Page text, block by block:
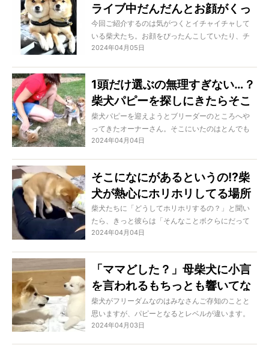
ライブ中だんだんとお顔がくっ
ついちゃう柴犬姉妹が可愛い
【動画】
今回ご紹介するのは気がつくとイチャイチャして
いる柴犬たち。お顔をぴったんこしていたり、チ
ュッチュしていたり、もう可愛すぎる！
2024年04月05日
1頭だけ選ぶの無理すぎない…？
柴犬パピーを探しにきたらそこ
は天国だった【動画】
柴犬パピーを迎えようとブリーダーのところへや
ってきたオーナーさん。そこにいたのはとんでも
なく可愛い子たち。この中から1頭だけ選ぶなんて
2024年04月04日
そこになにがあるというの!?柴
犬が熱心にホリホリしてる場所
に笑った【動画】
柴犬たちに「どうしてホリホリするの？」と聞い
たら、きっと彼らは「そんなことボクらにだって
わからないよ」と答えるでしょう。要するに抑え
2024年04月04日
「ママどした？」母柴犬に小言
を言われるもちっとも響いてな
いパピーに笑った【動画】
柴犬がフリーダムなのはみなさんご存知のことと
思いますが、パピーとなるとレベルが違います。
叱られていても知らん顔だし、ママ柴犬のごはん
2024年04月03日